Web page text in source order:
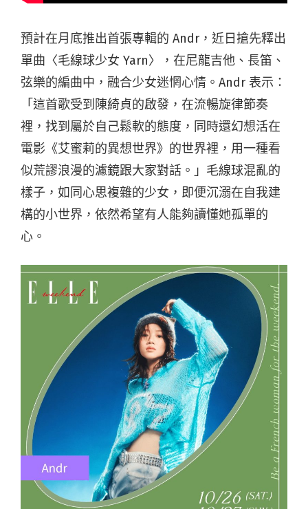
預計在月底推出首張專輯的 Andr，近日搶先釋出
單曲〈毛線球少女 Yarn〉，在尼龍吉他、長笛、
弦樂的編曲中，融合少女迷惘心情。Andr 表示：
「這首歌受到陳綺貞的啟發，在流暢旋律節奏
裡，找到屬於自己鬆軟的態度，同時還幻想活在
電影《艾蜜莉的異想世界》的世界裡，用一種看
似荒謬浪漫的濾鏡跟大家對話。」毛線球混亂的
樣子，如同心思複雜的少女，即便沉溺在自我建
構的小世界，依然希望有人能夠讀懂她孤單的
心。